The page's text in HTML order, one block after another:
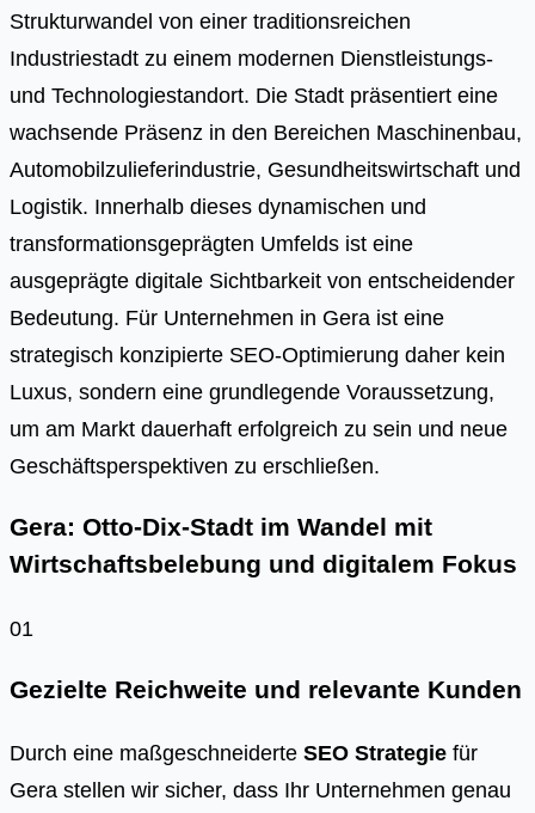
Strukturwandel von einer traditionsreichen
Industriestadt zu einem modernen Dienstleistungs-
und Technologiestandort. Die Stadt präsentiert eine
wachsende Präsenz in den Bereichen Maschinenbau,
Automobilzulieferindustrie, Gesundheitswirtschaft und
Logistik. Innerhalb dieses dynamischen und
transformationsgeprägten Umfelds ist eine
ausgeprägte digitale Sichtbarkeit von entscheidender
Bedeutung. Für Unternehmen in Gera ist eine
strategisch konzipierte SEO-Optimierung daher kein
Luxus, sondern eine grundlegende Voraussetzung,
um am Markt dauerhaft erfolgreich zu sein und neue
Geschäftsperspektiven zu erschließen.
Gera: Otto-Dix-Stadt im Wandel mit
Wirtschaftsbelebung und digitalem Fokus
01
Gezielte Reichweite und relevante Kunden
Durch eine maßgeschneiderte SEO Strategie für
Gera stellen wir sicher, dass Ihr Unternehmen genau